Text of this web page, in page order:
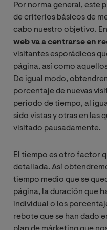
Por norma general, este
de criterios básicos de
cabo nuestro objetivo.
web va a centrarse en
visitantes esporádicos
página, así como
De igual modo,
porcentaje de nuevas
periodo de tiempo, al
sido vistas y otras en las
visitado pausadamente.
El tiempo es otro factor
detallada. Así
tiempo medio que se
página, la duración que
individual o los
rebote que se han dado